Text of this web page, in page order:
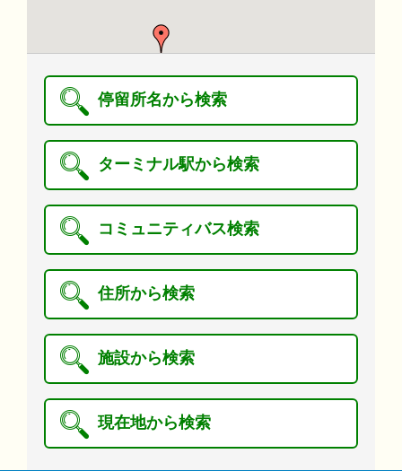
停留所名から検索
ターミナル駅から検索
コミュニティバス検索
住所から検索
施設から検索
現在地から検索